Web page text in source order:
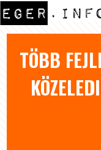
TÖBB